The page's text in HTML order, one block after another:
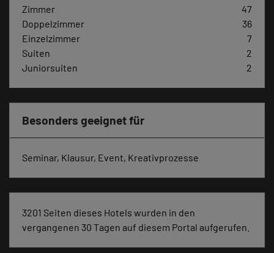
Zimmer
47
Doppelzimmer
36
Einzelzimmer
7
Suiten
2
Juniorsuiten
2
Besonders geeignet für
Seminar, Klausur, Event, Kreativprozesse
3201 Seiten dieses Hotels wurden in den
vergangenen 30 Tagen auf diesem Portal aufgerufen.